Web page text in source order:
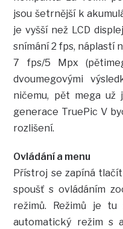
jsou šetrnější k
je vyšší než LCD
snímání 2 fps, náplastí
7 fps/5 Mpx
dvoumegovými
ničemu, pět mega už
generace TruePic V
rozlišení.
Ovládání a menu
Přístroj se zapíná
spoušť s ovládáním
režimů. Režimů je
automatický režim s